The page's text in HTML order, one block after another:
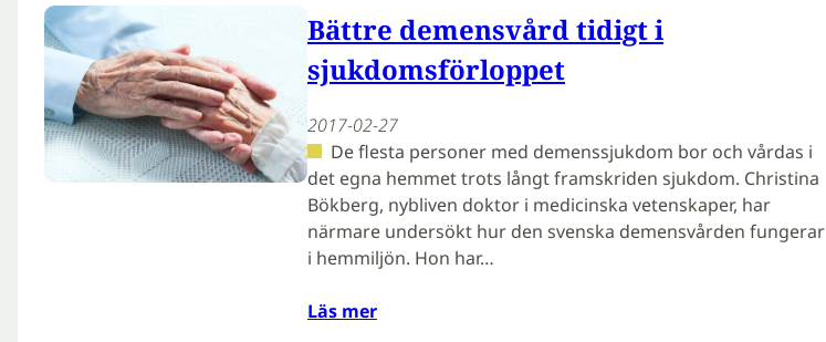
Bättre demensvård tidigt i
sjukdomsförloppet
2017-02-27
De flesta personer med demenssjukdom bor och vårdas i
det egna hemmet trots långt framskriden sjukdom. Christina
Bökberg, nybliven doktor i medicinska vetenskaper, har
närmare undersökt hur den svenska demensvården fungerar
i hemmiljön. Hon har…
Läs mer